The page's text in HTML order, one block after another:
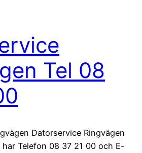
Tel 08
Datorservice Ringvägen
Telefon 08 37 21 00 och E-